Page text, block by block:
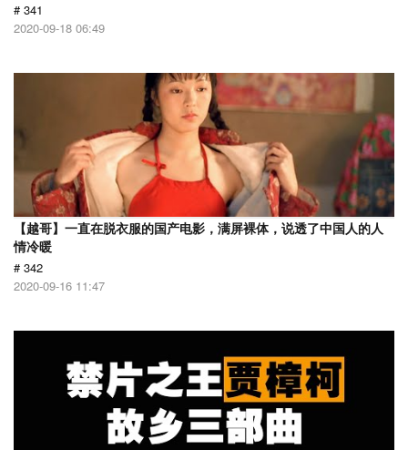
# 341
2020-09-18 06:49
【越哥】一直在脱衣服的国产电影，满屏裸体，说透了中国人的人
情冷暖
# 342
2020-09-16 11:47